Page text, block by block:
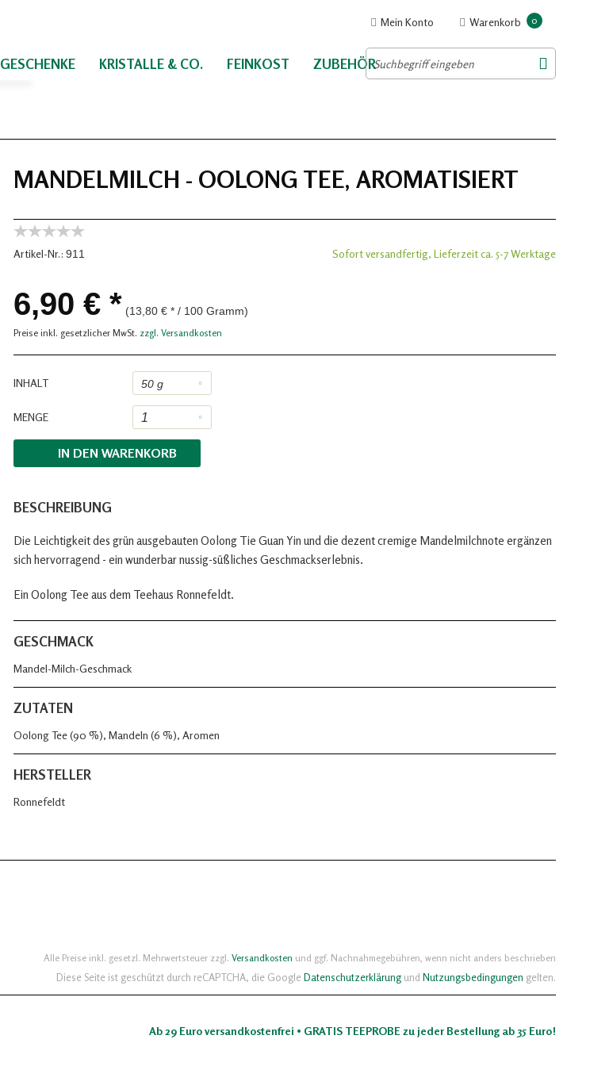
Warenkorb 0
Mein Konto
GESCHENKE KRISTALLE & CO. FEINKOST ZUBEHÖR
MANDELMILCH - OOLONG TEE, AROMATISIERT
Artikel-Nr.: 911 Sofort versandfertig, Lieferzeit ca. 5-7 Werktage
6,90 € * (13,80 € * / 100 Gramm)
Preise inkl. gesetzlicher MwSt. zzgl. Versandkosten
INHALT
MENGE
IN DEN WARENKORB
BESCHREIBUNG
Die Leichtigkeit des grün ausgebauten Oolong Tie Guan Yin und die dezent cremige Mandelmilchnote ergänzen
sich hervorragend - ein wunderbar nussig-süßliches Geschmackserlebnis.
Ein Oolong Tee aus dem Teehaus Ronnefeldt.
GESCHMACK
Mandel-Milch-Geschmack
ZUTATEN
Oolong Tee (90 %), Mandeln (6 %), Aromen
HERSTELLER
Ronnefeldt
Alle Preise inkl. gesetzl. Mehrwertsteuer zzgl. Versandkosten und ggf. Nachnahmegebühren, wenn nicht anders beschrieben
Diese Seite ist geschützt durch reCAPTCHA, die GoogleDatenschutzerklärungund Nutzungsbedingungen gelten.
Ab 29 Euro versandkostenfrei • GRATIS TEEPROBE zu jeder Bestellung ab 35 Euro!